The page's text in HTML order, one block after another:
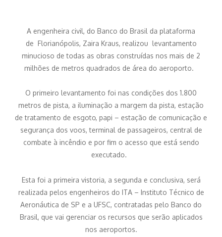
A engenheira civil, do Banco do Brasil da plataforma
de Florianópolis, Zaira Kraus, realizou levantamento
minucioso de todas as obras construídas nos mais de 2
milhões de metros quadrados de área do aeroporto.
O primeiro levantamento foi nas condições dos 1.800
metros de pista, a iluminação a margem da pista, estação
de tratamento de esgoto, papi – estação de comunicação e
segurança dos voos, terminal de passageiros, central de
combate à incêndio e por fim o acesso que está sendo
executado.
Esta foi a primeira vistoria, a segunda e conclusiva, será
realizada pelos engenheiros do ITA – Instituto Técnico de
Aeronáutica de SP e a UFSC, contratadas pelo Banco do
Brasil, que vai gerenciar os recursos que serão aplicados
nos aeroportos.